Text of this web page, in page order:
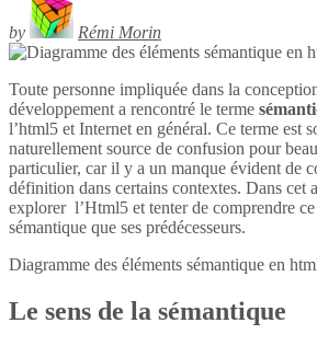
by Rémi Morin
Toute personne impliquée dans la
développement a rencontré le terme
l’html5 et Internet en général. Ce terme est
naturellement source de confusion pour
particulier, car il y a un manque évident de
définition dans certains contextes. Dans cet
explorer l’Html5 et tenter de comprendre
sémantique que ses prédécesseurs.
Diagramme des éléments sémantique en
Le sens de la sémantique